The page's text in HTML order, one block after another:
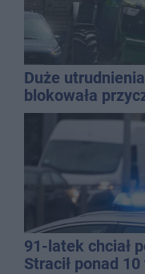
Duże
blokowała
91-latek chciał
Stracił ponad 10